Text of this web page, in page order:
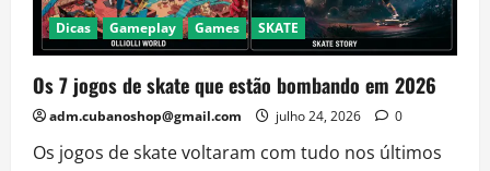
Dicas Gameplay Games SKATE
Os 7 jogos de skate que estão bombando em 2026
adm.cubanoshop@gmail.com julho 24, 2026 0
Os jogos de skate voltaram com tudo nos últimos